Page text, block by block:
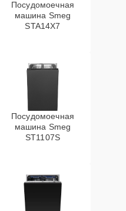
Посудомоечная
машина Smeg
STA14X7
Посудомоечная
машина Smeg
ST1107S